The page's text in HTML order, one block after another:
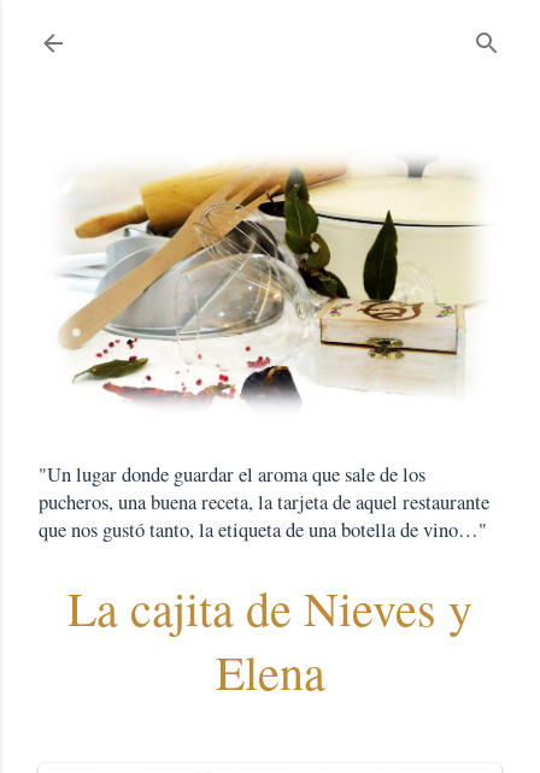
"Un lugar donde guardar el aroma que sale de los
pucheros, una buena receta, la tarjeta de aquel restaurante
que nos gustó tanto, la etiqueta de una botella de vino…"
La cajita de Nieves y
Elena